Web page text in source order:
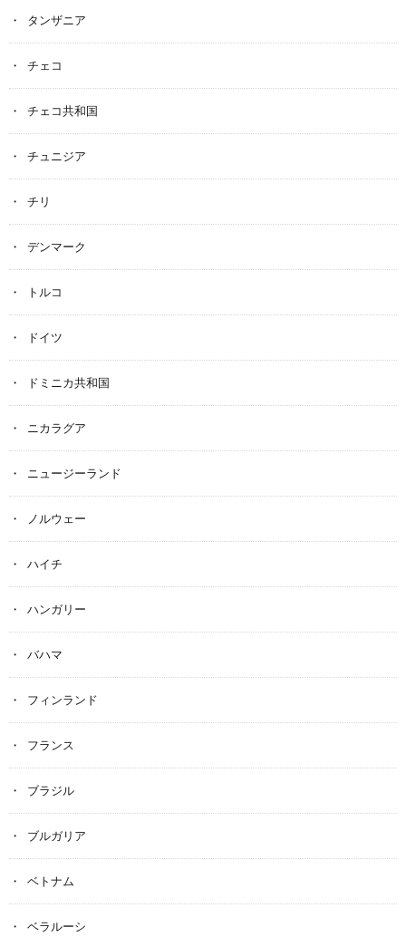
タンザニア
チェコ
チェコ共和国
チュニジア
チリ
デンマーク
トルコ
ドイツ
ドミニカ共和国
ニカラグア
ニュージーランド
ノルウェー
ハイチ
ハンガリー
バハマ
フィンランド
フランス
ブラジル
ブルガリア
ベトナム
ベラルーシ